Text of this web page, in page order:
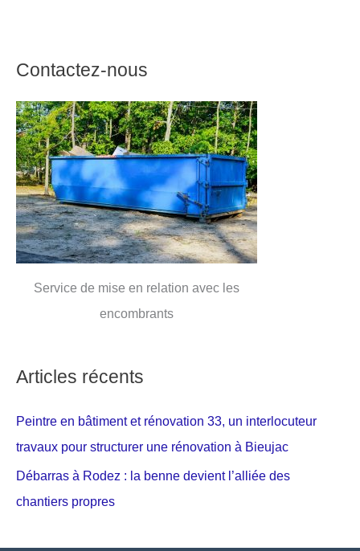
Contactez-nous
Service de mise en relation avec les
encombrants
Articles récents
Peintre en bâtiment et rénovation 33, un interlocuteur
travaux pour structurer une rénovation à Bieujac
Débarras à Rodez : la benne devient l’alliée des
chantiers propres